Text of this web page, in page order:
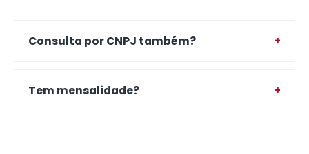
Consulta por CNPJ também?
Tem mensalidade?